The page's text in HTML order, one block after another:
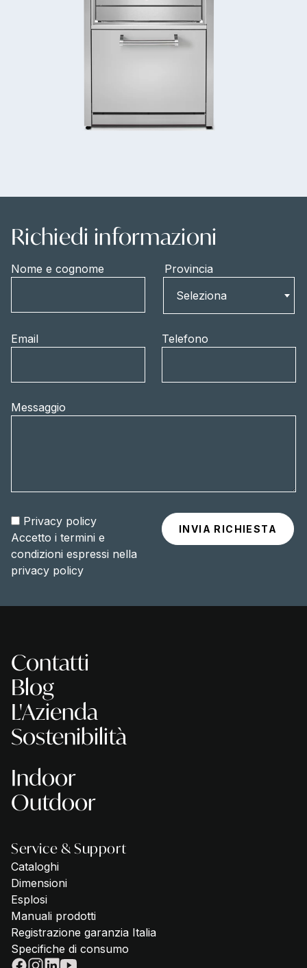
Richiedi informazioni
Nome e cognome
Provincia
Seleziona
Email Telefono
Messaggio
Privacy policy
Accetto i termini e
condizioni espressi nella
privacy policy
Contatti
Blog
L'Azienda
Sostenibilità
Indoor
Outdoor
Service & Support
Cataloghi
Dimensioni
Esplosi
Manuali prodotti
Registrazione garanzia Italia
Specifiche di consumo